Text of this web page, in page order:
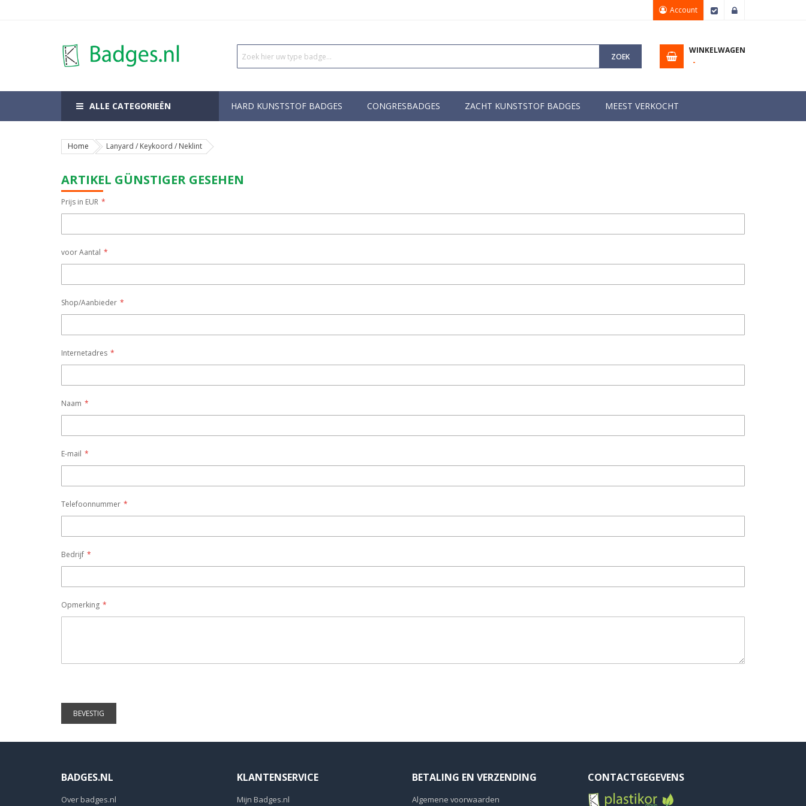
Account Afrekenen
ZOEK
WINKELWAGEN
ALLE CATEGORIEËN HARD KUNSTSTOF BADGES CONGRESBADGES ZACHT KUNSTSTOF BADGES MEEST VERKOCHT
Home Lanyard / Keykoord / Neklint
ARTIKEL GÜNSTIGER GESEHEN
Prijs in EUR
voor Aantal
Shop/Aanbieder
Internetadres
Naam
E-mail
Telefoonnummer
Bedrijf
Opmerking
BEVESTIG
BADGES.NL
Over badges.nl
KLANTENSERVICE
Mijn Badges.nl
BETALING EN VERZENDING
Algemene voorwaarden
CONTACTGEGEVENS